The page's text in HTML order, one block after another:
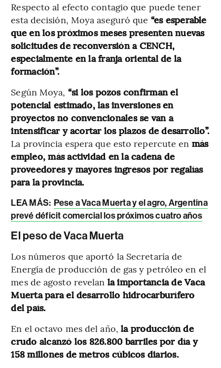
Respecto al efecto contagio que puede tener
esta decisión, Moya aseguró que “es esperable
que en los próximos meses presenten nuevas
solicitudes de reconversión a CENCH,
especialmente en la franja oriental de la
formación”.
Según Moya, “si los pozos confirman el
potencial estimado, las inversiones en
proyectos no convencionales se van a
intensificar y acortar los plazos de desarrollo”.
La provincia espera que esto repercute en más
empleo, más actividad en la cadena de
proveedores y mayores ingresos por regalías
para la provincia.
LEA MÁS: Pese a Vaca Muerta y el agro, Argentina
prevé déficit comercial los próximos cuatro años
El peso de Vaca Muerta
Los números que aportó la Secretaría de
Energía de producción de gas y petróleo en el
mes de agosto revelan la importancia de Vaca
Muerta para el desarrollo hidrocarburífero
del país.
En el octavo mes del año, la producción de
crudo alcanzó los 826.800 barriles por día y
158 millones de metros cúbicos diarios.